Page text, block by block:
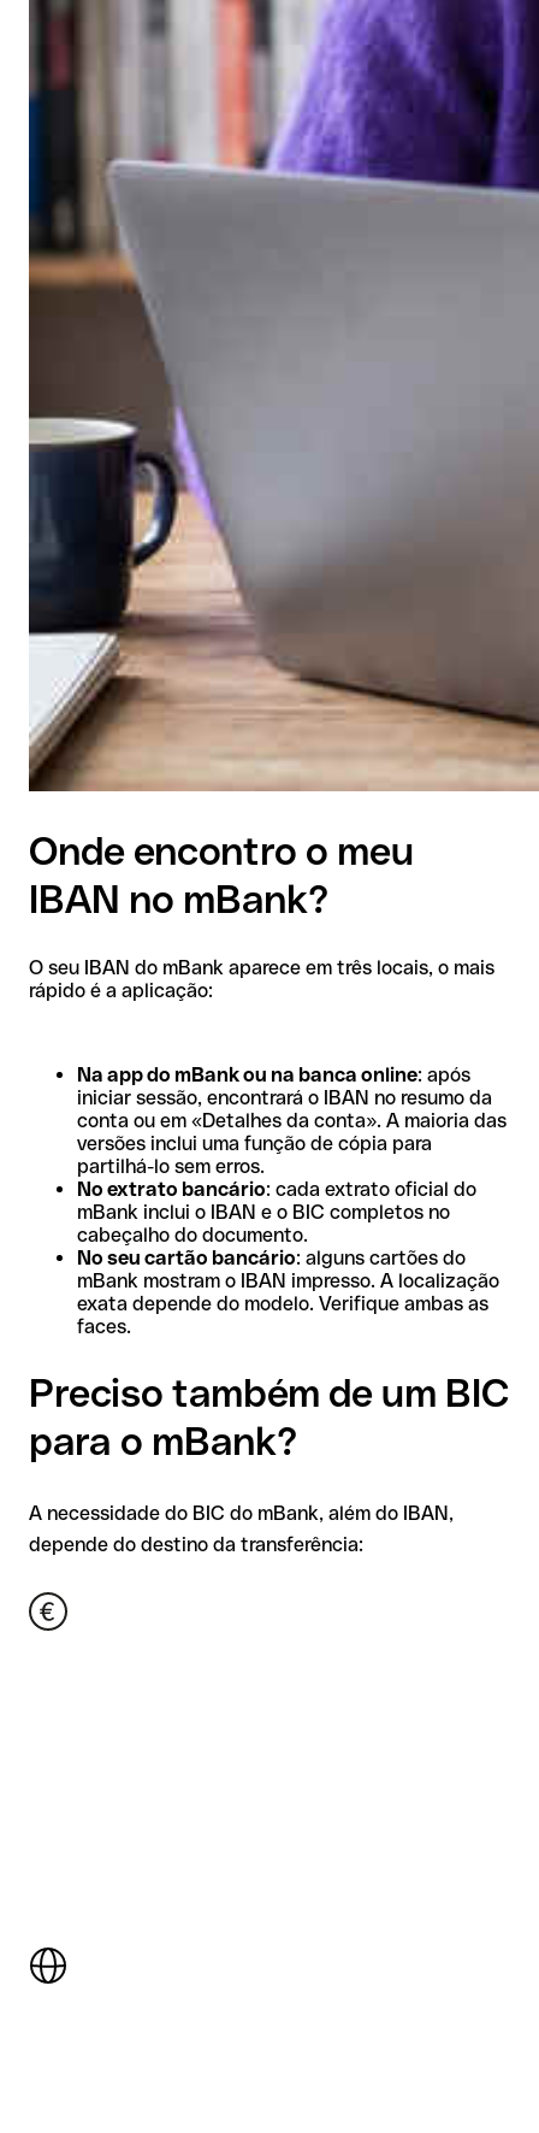
Onde encontro o meu
IBAN no mBank?
O seu IBAN do mBank aparece em três locais, o mais
rápido é a aplicação:
Na app do mBank ou na banca online: após
iniciar sessão, encontrará o IBAN no resumo da
conta ou em «Detalhes da conta». A maioria das
versões inclui uma função de cópia para
partilhá-lo sem erros.
No extrato bancário: cada extrato oficial do
mBank inclui o IBAN e o BIC completos no
cabeçalho do documento.
No seu cartão bancário: alguns cartões do
mBank mostram o IBAN impresso. A localização
exata depende do modelo. Verifique ambas as
faces.
Preciso também de um BIC
para o mBank?
A necessidade do BIC do mBank, além do IBAN,
depende do destino da transferência: